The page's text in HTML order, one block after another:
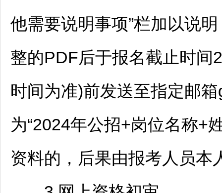
他需要说明事项”栏加以说
整的PDF后于报名截止时间
时间为准)前发送至指定邮
为“2024年公招+岗位名称+
资料的，后果由报考人员本